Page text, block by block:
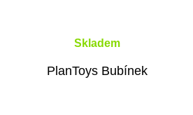
Skladem
PlanToys Bubínek